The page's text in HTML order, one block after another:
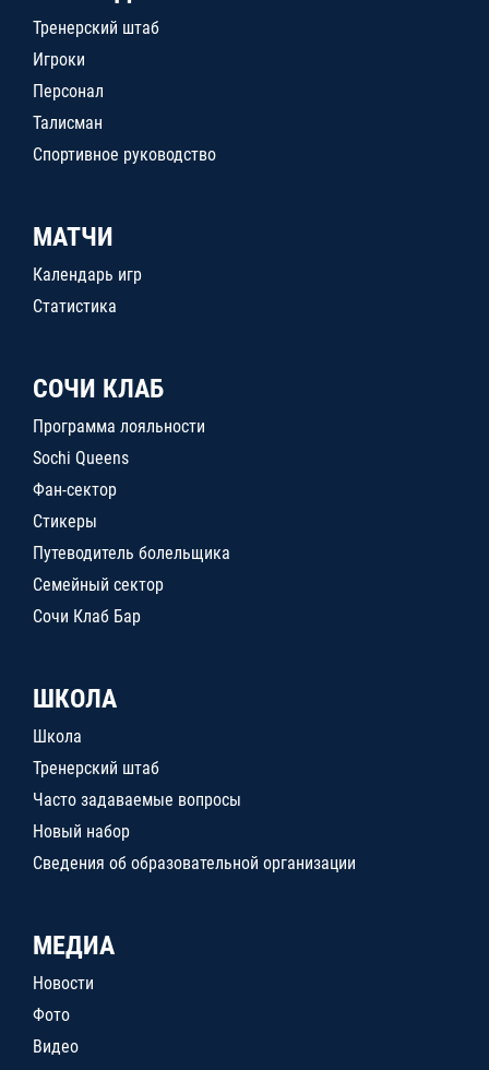
Тренерский штаб
Игроки
Персонал
Талисман
Спортивное руководство
МАТЧИ
Календарь игр
Статистика
СОЧИ КЛАБ
Программа лояльности
Sochi Queens
Фан-сектор
Стикеры
Путеводитель болельщика
Семейный сектор
Сочи Клаб Бар
ШКОЛА
Школа
Тренерский штаб
Часто задаваемые вопросы
Новый набор
Сведения об образовательной организации
МЕДИА
Новости
Фото
Видео